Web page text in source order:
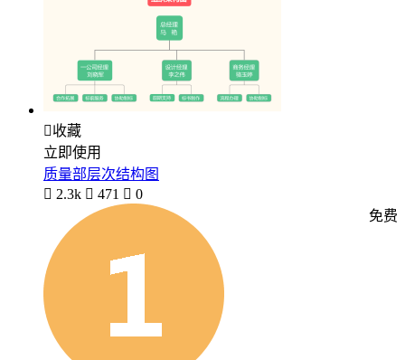
收藏
立即使用
质量部层次结构图
 2.3k  471  0
免费